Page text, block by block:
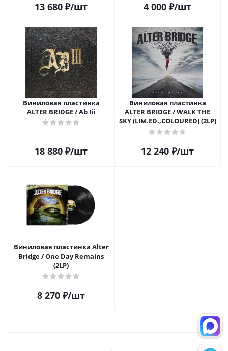
13 680 ₽/шт 4 000 ₽/шт
Виниловая пластинка
ALTER BRIDGE / Ab Iii
18 880 ₽/шт
Виниловая пластинка
ALTER BRIDGE / WALK THE
SKY (LIM.ED.,COLOURED) (2LP)
12 240 ₽/шт
Виниловая пластинка Alter
Bridge / One Day Remains
(2LP)
8 270 ₽/шт